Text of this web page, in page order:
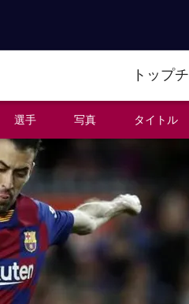
トップ
選手 写真 タイトル